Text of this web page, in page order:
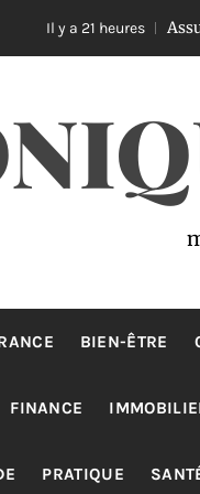
21 heures Assurance
BIEN-ÊTRE
FINANCE
PRATIQUE